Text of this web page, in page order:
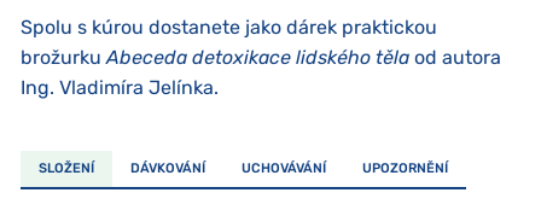
Spolu s kúrou dostanete jako dárek praktickou
brožurku Abeceda detoxikace lidského těla od autora
Ing. Vladimíra Jelínka.
SLOŽENÍ DÁVKOVÁNÍ UCHOVÁVÁNÍ UPOZORNĚNÍ